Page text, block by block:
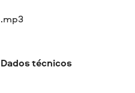
.mp3
Dados técnicos